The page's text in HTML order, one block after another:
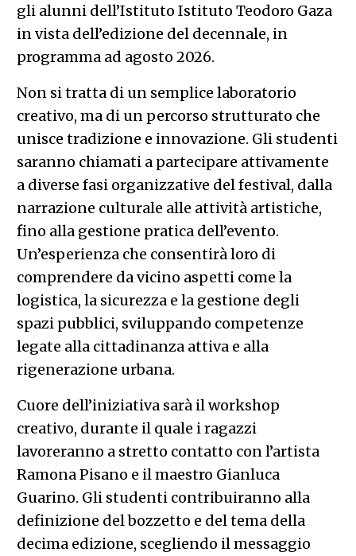
gli alunni dell’Istituto Istituto Teodoro Gaza
in vista dell’edizione del decennale, in
programma ad agosto 2026.
Non si tratta di un semplice laboratorio
creativo, ma di un percorso strutturato che
unisce tradizione e innovazione. Gli studenti
saranno chiamati a partecipare attivamente
a diverse fasi organizzative del festival, dalla
narrazione culturale alle attività artistiche,
fino alla gestione pratica dell’evento.
Un’esperienza che consentirà loro di
comprendere da vicino aspetti come la
logistica, la sicurezza e la gestione degli
spazi pubblici, sviluppando competenze
legate alla cittadinanza attiva e alla
rigenerazione urbana.
Cuore dell’iniziativa sarà il workshop
creativo, durante il quale i ragazzi
lavoreranno a stretto contatto con l’artista
Ramona Pisano e il maestro Gianluca
Guarino. Gli studenti contribuiranno alla
definizione del bozzetto e del tema della
decima edizione, scegliendo il messaggio